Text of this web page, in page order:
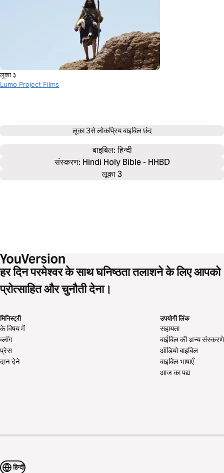
लूका ३
Lumo Project Films
लूका 3से लोकप्रिय बाइबिल छंद
बाइबिल: हिन्दी
संस्करण: Hindi Holy Bible - HHBD
लूका 3
हर दिन परमेश्वर के साथ घनिष्ठता तलाशने के लिए आपको
प्रोत्साहित और चुनौती देना।
मिनिस्ट्री
के विषय में
ब्लॉग
प्रेस
दान देने
उपयोगी लिंक
सहायता
बाईबिल की अन्य संस्करणे
ऑडियो बाइबिल
बाइबिल भाषाएँ
आज का पद्य
हिन्दी